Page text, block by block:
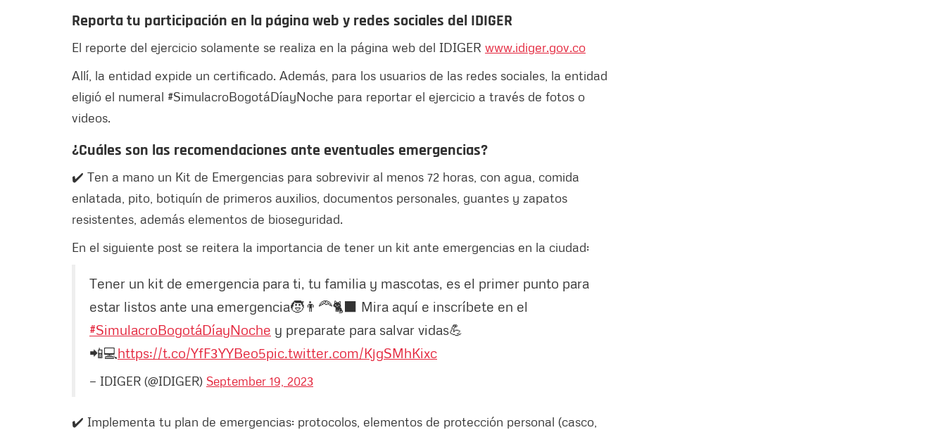
Reporta tu participación en la página web y redes sociales del IDIGER
El reporte del ejercicio solamente se realiza en la página web del IDIGER www.idiger.gov.co
Allí, la entidad expide un certificado. Además, para los usuarios de las redes sociales, la entidad
eligió el numeral #SimulacroBogotáDíayNoche para reportar el ejercicio a través de fotos o
videos.
¿Cuáles son las recomendaciones ante eventuales emergencias?
✔️ Ten a mano un Kit de Emergencias para sobrevivir al menos 72 horas, con agua, comida
enlatada, pito, botiquín de primeros auxilios, documentos personales, guantes y zapatos
resistentes, además elementos de bioseguridad.
En el siguiente post se reitera la importancia de tener un kit ante emergencias en la ciudad:
Tener un kit de emergencia para ti, tu familia y mascotas, es el primer punto para
estar listos ante una emergencia🧒👨‍🦰🐈‍⬛ Mira aquí e inscríbete en el
#SimulacroBogotáDíayNoche y preparate para salvar vidas💪
📲💻 https://t.co/YfF3YYBeo5pic.twitter.com/KjgSMhKixc
— IDIGER (@IDIGER) September 19, 2023
✔️ Implementa tu plan de emergencias: protocolos, elementos de protección personal (casco,